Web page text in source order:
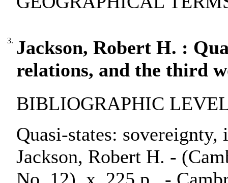
3. Jackson, Robert H. :
relations, and the third
BIBLIOGRAPHIC
Quasi-states:
Jackson, Robert H. -